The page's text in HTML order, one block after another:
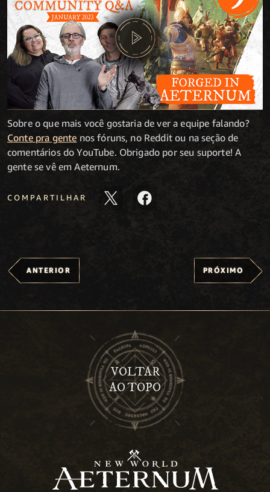
Sobre o que mais você gostaria de ver a equipe falando?
Conte pra gente nos fóruns, no Reddit ou na seção de
comentários do YouTube. Obrigado por seu suporte! A
gente se vê em Aeternum.
COMPARTILHAR
ANTERIOR PRÓXIMO
VOLTAR
AO TOPO